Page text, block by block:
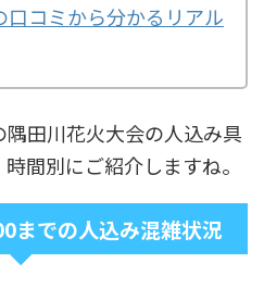
口コミから分かるリアル
田川花火大会の人込み具
間別にご紹介しますね。
までの人込み混雑状況